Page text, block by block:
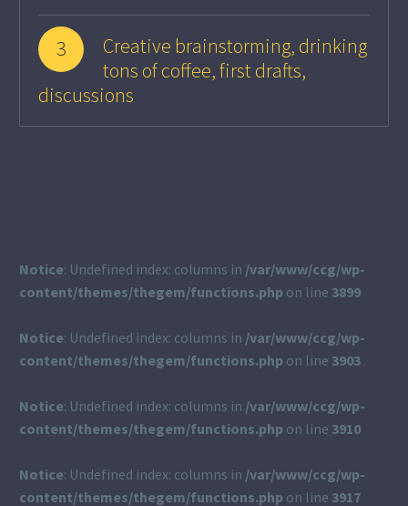
3
Creative brainstorming, drinking
tons of coffee, first drafts,
discussions
Notice: Undefined index: columns in /var/www/ccg/wp-
content/themes/thegem/functions.php on line 3899
Notice: Undefined index: columns in /var/www/ccg/wp-
content/themes/thegem/functions.php on line 3903
Notice: Undefined index: columns in /var/www/ccg/wp-
content/themes/thegem/functions.php on line 3910
Notice: Undefined index: columns in /var/www/ccg/wp-
content/themes/thegem/functions.php on line 3917